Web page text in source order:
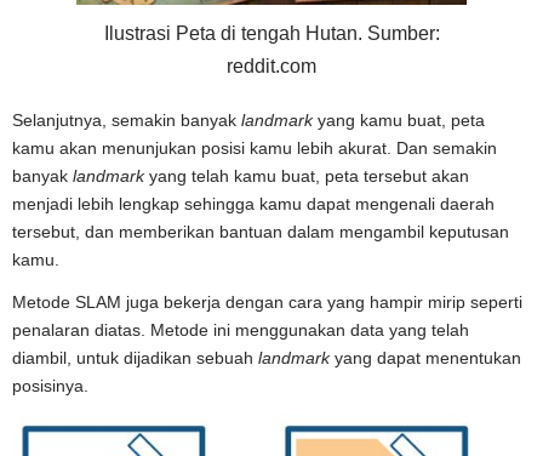
Ilustrasi Peta di tengah Hutan. Sumber:
reddit.com
Selanjutnya, semakin banyak landmarkyang kamu buat, peta
kamu akan menunjukan posisi kamu lebih akurat. Dan semakin
banyak landmarkyang telah kamu buat, peta tersebut akan
menjadi lebih lengkap sehingga kamu dapat mengenali daerah
tersebut, dan memberikan bantuan dalam mengambil keputusan
kamu.
Metode SLAM juga bekerja dengan cara yang hampir mirip seperti
penalaran diatas. Metode ini menggunakan data yang telah
diambil, untuk dijadikan sebuah landmarkyang dapat menentukan
posisinya.